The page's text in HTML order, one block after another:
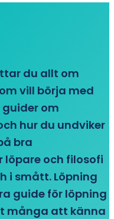
du allt om
vill börja med
om
hur du undviker
bra
löpare och filosofi
i smått. Löpning
guide för löpning
många att känna